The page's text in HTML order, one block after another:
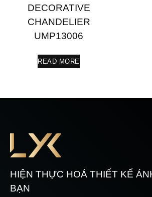
DECORATIVE
CHANDELIER
UMP13006
READ MORE
HIỆN THỰC HOÁ THIẾT KẾ
BẠN